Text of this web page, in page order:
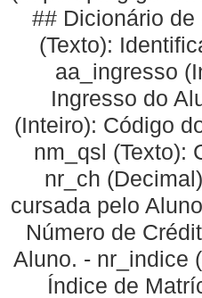
## Dicionário
(Texto):
aa_ingresso
Ingresso do
(Inteiro): Código
nm_qsl (Texto):
nr_ch
cursada pelo
Número de
Aluno. - nr_indice
Índice de